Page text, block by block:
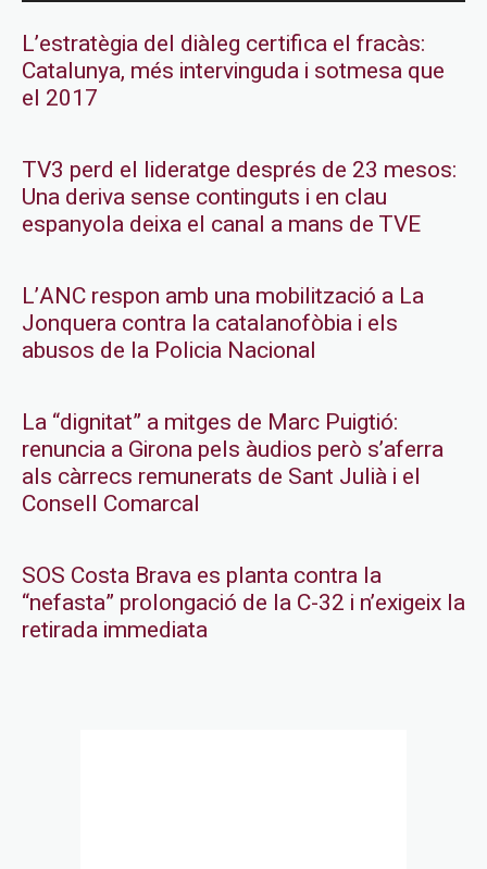
L’estratègia del diàleg certifica el fracàs:
Catalunya, més intervinguda i sotmesa que
el 2017
TV3 perd el lideratge després de 23 mesos:
Una deriva sense continguts i en clau
espanyola deixa el canal a mans de TVE
L’ANC respon amb una mobilització a La
Jonquera contra la catalanofòbia i els
abusos de la Policia Nacional
La “dignitat” a mitges de Marc Puigtió:
renuncia a Girona pels àudios però s’aferra
als càrrecs remunerats de Sant Julià i el
Consell Comarcal
SOS Costa Brava es planta contra la
“nefasta” prolongació de la C-32 i n’exigeix la
retirada immediata